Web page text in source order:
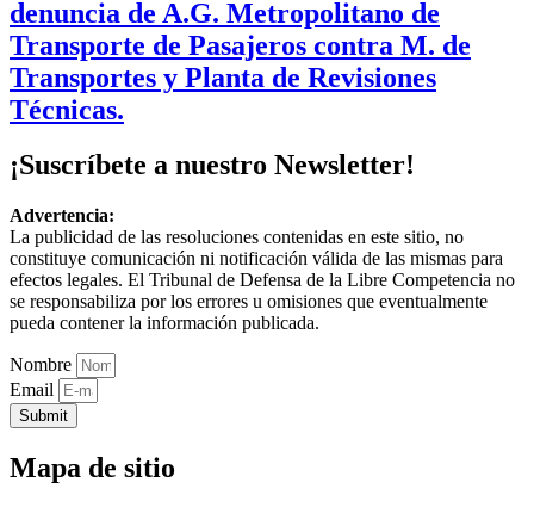
denuncia de A.G. Metropolitano de
Transporte de Pasajeros contra M. de
Transportes y Planta de Revisiones
Técnicas.
¡Suscríbete a nuestro Newsletter!
Advertencia:
La publicidad de las resoluciones contenidas en este sitio, no
constituye comunicación ni notificación válida de las mismas para
efectos legales. El Tribunal de Defensa de la Libre Competencia no
se responsabiliza por los errores u omisiones que eventualmente
pueda contener la información publicada.
Nombre
Email
Submit
Mapa de sitio